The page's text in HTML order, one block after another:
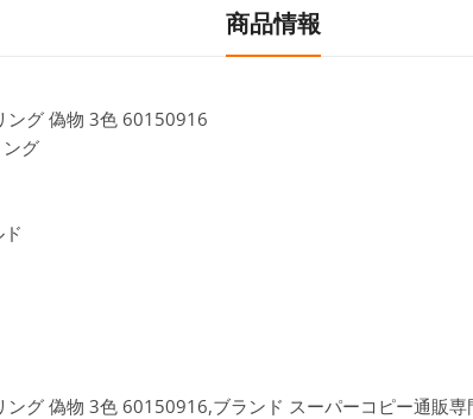
商品情報
ング 偽物 3色 60150916
グ
グ 偽物 3色 60150916,ブランド スーパーコピー通販